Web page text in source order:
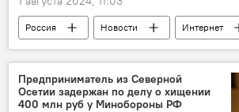
Россия Новости
Интернет
Видео
Предприниматель из Северной
Осетии задержан по делу о хищении
400 млн руб у Минобороны РФ